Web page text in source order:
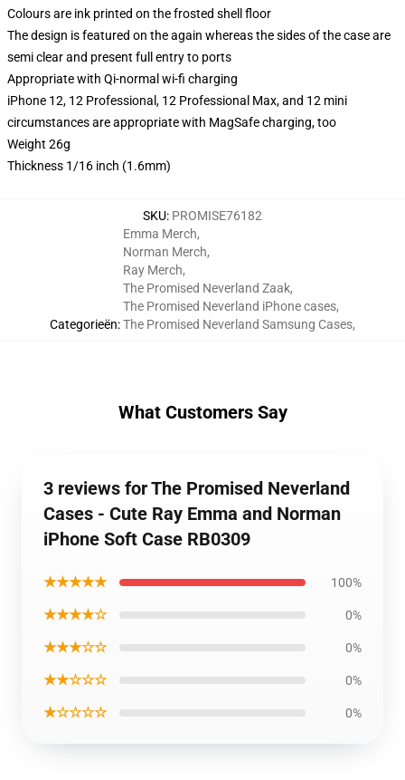
Colours are ink printed on the frosted shell floor
The design is featured on the again whereas the sides of the case are
semi clear and present full entry to ports
Appropriate with Qi-normal wi-fi charging
iPhone 12, 12 Professional, 12 Professional Max, and 12 mini
circumstances are appropriate with MagSafe charging, too
Weight 26g
Thickness 1/16 inch (1.6mm)
SKU: PROMISE76182
Categorieën:
Emma Merch,
Norman Merch,
Ray Merch,
The Promised Neverland Zaak,
The Promised Neverland iPhone cases,
The Promised Neverland Samsung Cases,
What Customers Say
3 reviews for The Promised Neverland
Cases - Cute Ray Emma and Norman
iPhone Soft Case RB0309
★★★★★ 100%
★★★★☆ 0%
★★★☆☆ 0%
★★☆☆☆ 0%
★☆☆☆☆ 0%